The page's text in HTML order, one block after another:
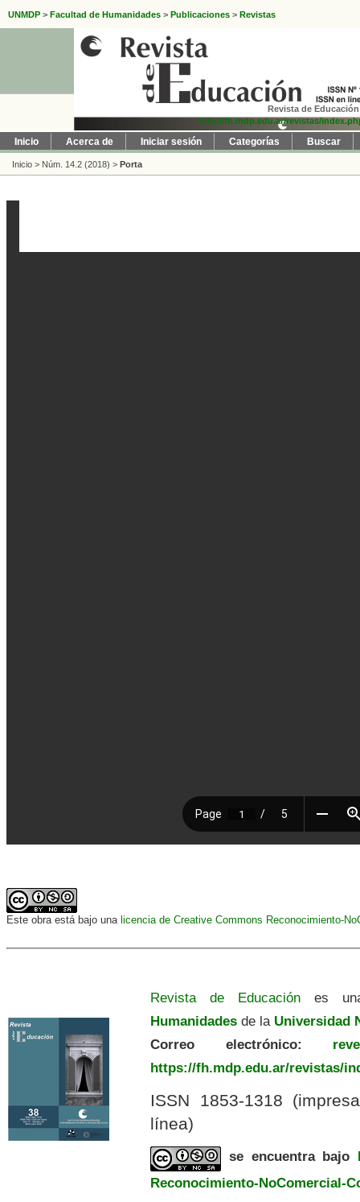
UNMDP > Facultad de Humanidades > Publicaciones > Revistas
Revista de
http://fh.mdp.edu.ar/revistas/
Inicio Acerca de Iniciar sesión Categorías Buscar
Inicio > Núm. 14.2 (2018) > Porta
Este obra está bajo una licencia de Creative Commons Reconocimiento-
Revista de Educación es
Humanidades de la Universidad
Correo electrónico:
https://fh.mdp.edu.ar/revistas/
ISSN 1853-1318
línea)
se encuentra bajo
Reconocimiento-NoComercial-